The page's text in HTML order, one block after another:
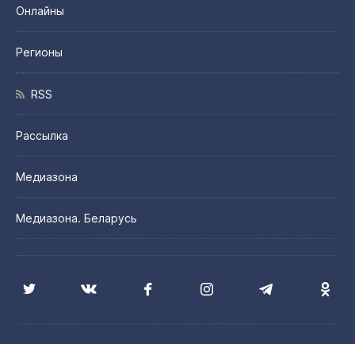
Онлайны
Регионы
RSS
Рассылка
Медиазона
Медиазона. Беларусь